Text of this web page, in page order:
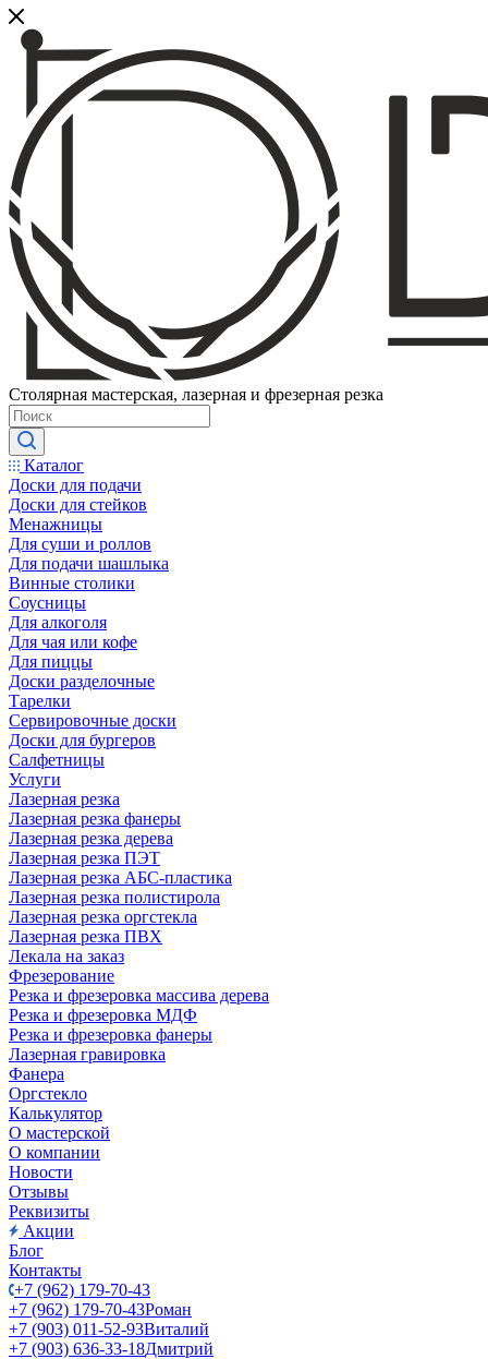
Столярная мастерская, лазерная и фрезерная резка
Каталог
Доски для подачи
Доски для стейков
Менажницы
Для суши и роллов
Для подачи шашлыка
Винные столики
Соусницы
Для алкоголя
Для чая или кофе
Для пиццы
Доски разделочные
Тарелки
Сервировочные доски
Доски для бургеров
Салфетницы
Услуги
Лазерная резка
Лазерная резка фанеры
Лазерная резка дерева
Лазерная резка ПЭТ
Лазерная резка АБС-пластика
Лазерная резка полистирола
Лазерная резка оргстекла
Лазерная резка ПВХ
Лекала на заказ
Фрезерование
Резка и фрезеровка массива дерева
Резка и фрезеровка МДФ
Резка и фрезеровка фанеры
Лазерная гравировка
Фанера
Орг­стек­ло
Калькулятор
О мастерской
О компании
Новости
Отзывы
Реквизиты
Акции
Блог
Контакты
+7 (962) 179-70-43
+7 (962) 179-70-43Роман
+7 (903) 011-52-93Виталий
+7 (903) 636-33-18Дмитрий